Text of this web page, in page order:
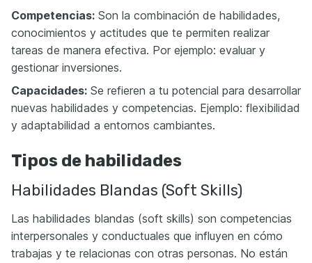
Competencias: Son la combinación de habilidades,
conocimientos y actitudes que te permiten realizar
tareas de manera efectiva. Por ejemplo: evaluar y
gestionar inversiones.
Capacidades: Se refieren a tu potencial para desarrollar
nuevas habilidades y competencias. Ejemplo: flexibilidad
y adaptabilidad a entornos cambiantes.
Tipos de habilidades
Habilidades Blandas (Soft Skills)
Las habilidades blandas (soft skills) son competencias
interpersonales y conductuales que influyen en cómo
trabajas y te relacionas con otras personas. No están